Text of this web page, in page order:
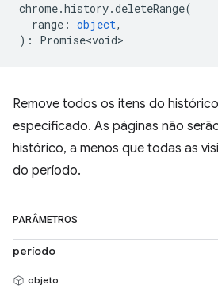
chrome.history.deleteRange(
range : object,
) : Promise<void>
Remove todos os itens do
especificado. As páginas não
histórico, a menos que todas as
do período.
PARÂMETROS
período
objeto